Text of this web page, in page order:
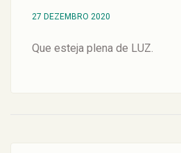
27 DEZEMBRO 2020
Que esteja plena de LUZ.